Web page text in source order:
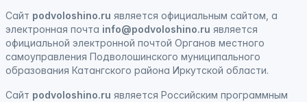
Сайт podvoloshino.ru является официальным сайтом, а
электронная почта info@podvoloshino.ru является
официальной электронной почтой Органов местного
самоуправления Подволошинского муниципального
образования Катангского района Иркутской области.
Сайт podvoloshino.ru является Российским программным